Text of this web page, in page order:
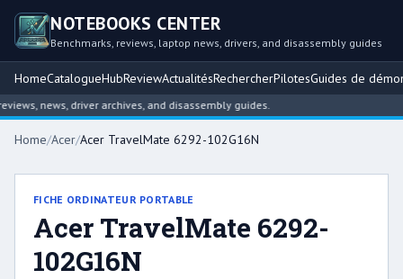
NOTEBOOKS CENTER
Benchmarks, reviews, laptop news, drivers, and disassembly guides
HomeCatalogueHubReviewActualitésRechercherPilotesGuides de
news, driver archives, and disassembly guides.
Home/Acer/Acer TravelMate 6292-102G16N
FICHE ORDINATEUR PORTABLE
Acer TravelMate 6292-
102G16N